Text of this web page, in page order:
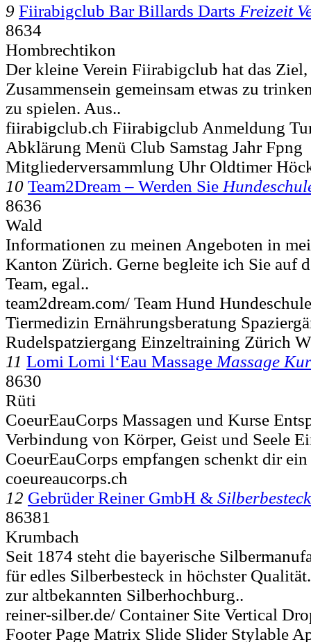
9 Fiirabigclub Bar Billards Darts Freizeit
8634
Hombrechtikon
Der kleine Verein Fiirabigclub hat das
Zusammensein gemeinsam etwas zu
zu spielen. Aus..
fiirabigclub.ch Fiirabigclub Anmeldung
Abklärung Menü Club Samstag Jahr Fpng
Mitgliederversammlung Uhr Oldtimer
10 Team2Dream – Werden Sie
8636
Wald
Informationen zu meinen Angeboten in
Kanton Zürich. Gerne begleite ich Sie auf
Team, egal..
team2dream.com/ Team Hund
Tiermedizin Ernährungsberatung
Rudelspatziergang Einzeltraining Zürich
11 Lomi Lomi l‘Eau Massage Massage
8630
Rüti
CoeurEauCorps Massagen und Kurse
Verbindung von Körper, Geist und Seele
CoeurEauCorps empfangen schenkt dir
coeureaucorps.ch
12 Gebrüder Reiner GmbH & Silberbesteck
86381
Krumbach
Seit 1874 steht die bayerische
für edles Silberbesteck in höchster
zur altbekannten Silberhochburg..
reiner-silber.de/ Container Site Vertical
Footer Page Matrix Slide Slider Stylable